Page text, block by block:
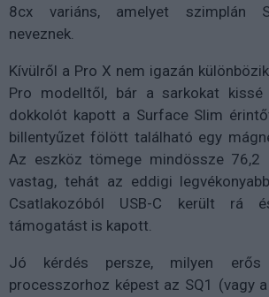
8cx variáns, amelyet szimplán
neveznek.
Kívülről a Pro X nem igazán
Pro modelltől, bár a sarkokat kissé
dokkolót kapott a Surface Slim
billentyűzet fölött található egy
Az eszköz tömege mindössze 76,2
vastag, tehát az eddigi
Csatlakozóból USB-C került rá
támogatást is kapott.
Jó kérdés persze, milyen
processzorhoz képest az SQ1 (vagy